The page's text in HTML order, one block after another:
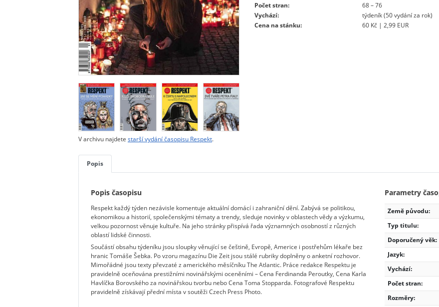
V archivu najdete starší vydání časopisu Respekt.
Počet stran:
68 – 76
Vychází:
týdeník (50 vydání za rok)
Cena na stánku:
60 Kč | 2,99 EUR
Popis
Popis časopisu
Respekt každý týden nezávisle komentuje aktuální domácí i zahraniční dění. Zabývá se politikou,
ekonomikou a historií, společenskými tématy a trendy, sleduje novinky v oblastech vědy a výzkumu,
velkou pozornost věnuje kultuře. Na jeho stránky přispívá řada významných osobností z různých
oblastí lidské činnosti.
Součástí obsahu týdeníku jsou sloupky věnující se češtině, Evropě, Americe i postřehům lékaře bez
hranic Tomáše Šebka. Po vzoru magazínu Die Zeit jsou stálé rubriky doplněny o anketní rozhovor.
Mimořádné jsou texty převzaté z amerického měsíčníku The Atlantic. Práce redakce Respektu je
pravidelně oceňována prestižními novinářskými oceněními – Cena Ferdinanda Peroutky, Cena Karla
Havlíčka Borovského za novinářskou tvorbu nebo Cena Toma Stopparda. Fotografové Respektu
pravidelně získávají přední místa v soutěži Czech Press Photo.
Parametry
Země původu:
Typ titulu:
Doporučený věk:
Jazyk:
Vychází:
Počet stran:
Rozměry: